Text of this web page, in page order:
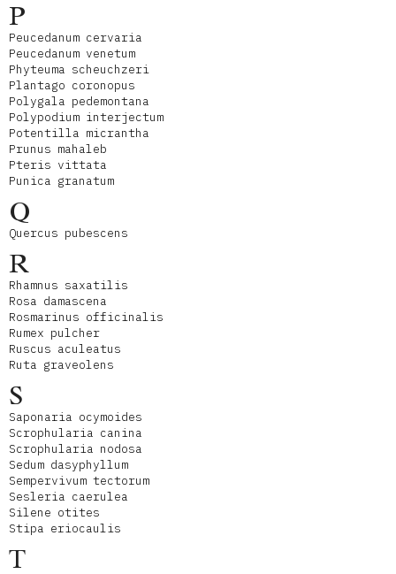
P
Peucedanum cervaria
Peucedanum venetum
Phyteuma scheuchzeri
Plantago coronopus
Polygala pedemontana
Polypodium interjectum
Potentilla micrantha
Prunus mahaleb
Pteris vittata
Punica granatum
Q
Quercus pubescens
R
Rhamnus saxatilis
Rosa damascena
Rosmarinus officinalis
Rumex pulcher
Ruscus aculeatus
Ruta graveolens
S
Saponaria ocymoides
Scrophularia canina
Scrophularia nodosa
Sedum dasyphyllum
Sempervivum tectorum
Sesleria caerulea
Silene otites
Stipa eriocaulis
T